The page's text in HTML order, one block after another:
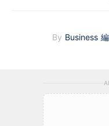
By Business